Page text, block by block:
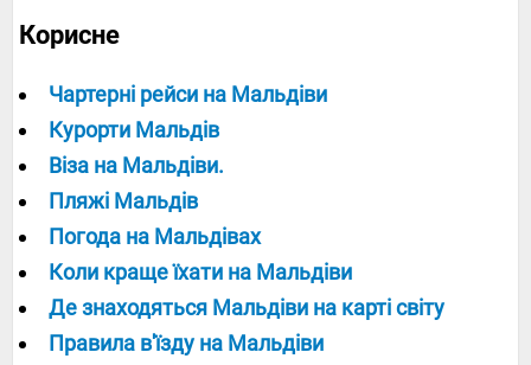
Корисне
Чартерні рейси на Мальдіви
Курорти Мальдів
Віза на Мальдіви.
Пляжі Мальдів
Погода на Мальдівах
Коли краще їхати на Мальдіви
Де знаходяться Мальдіви на карті світу
Правила в'їзду на Мальдіви